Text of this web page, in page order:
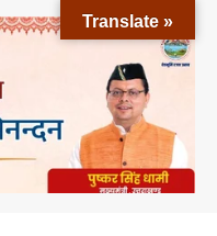
Translate »